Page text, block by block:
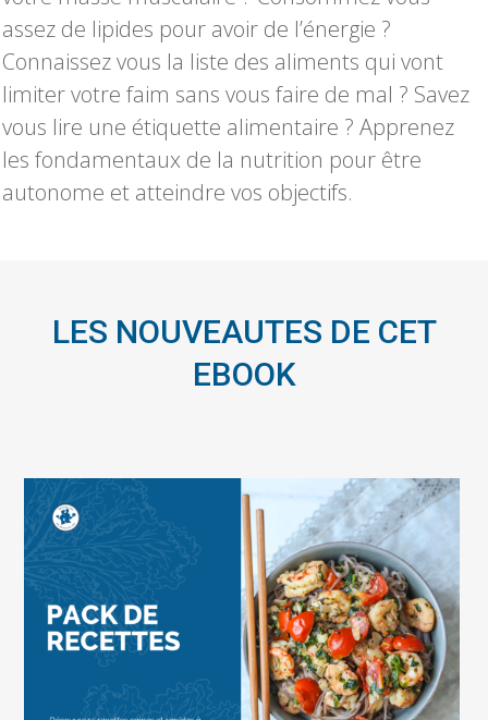
assez de lipides pour avoir de l’énergie ?
Connaissez vous la liste des aliments qui vont
limiter votre faim sans vous faire de mal ? Savez
vous lire une étiquette alimentaire ? Apprenez
les fondamentaux de la nutrition pour être
autonome et atteindre vos objectifs.
LES NOUVEAUTES DE CET
EBOOK